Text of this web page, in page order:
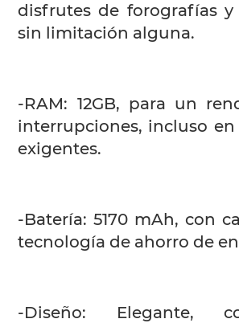
disfrutes de forografías y
sin limitación alguna.
-RAM: 12GB, para un
interrupciones, incluso en
exigentes.
-Batería: 5170 mAh, con
tecnología de ahorro de
-Diseño: Elegante,